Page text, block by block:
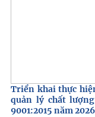
Triển khai thực
quản lý chất
9001:2015 năm